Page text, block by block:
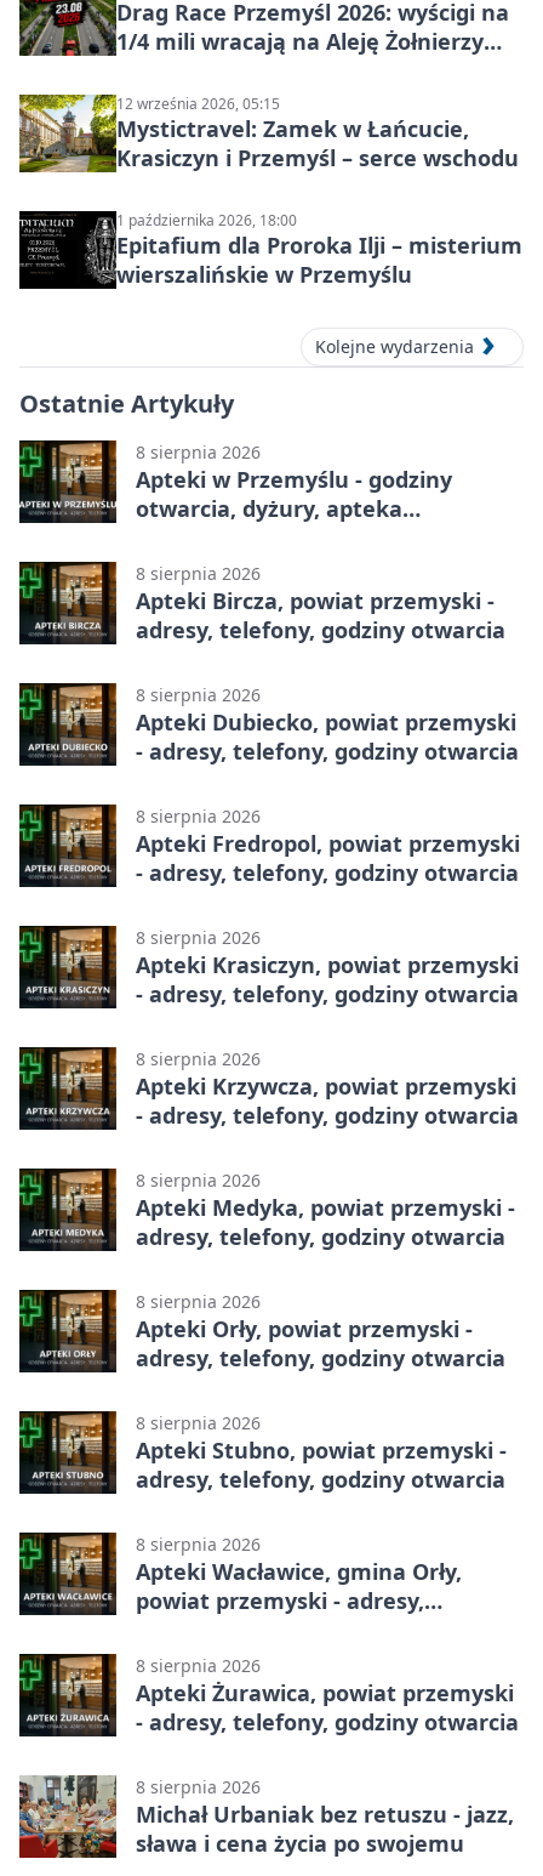
Drag Race Przemyśl 2026: wyścigi na
1/4 mili wracają na Aleję Żołnierzy
12 września 2026, 05:15
Mystictravel: Zamek w Łańcucie,
Krasiczyn i Przemyśl – serce wschodu
1 października 2026, 18:00
Epitafium dla Proroka Ilji – misterium
wierszalińskie w Przemyślu
Kolejne wydarzenia
Ostatnie Artykuły
8 sierpnia 2026
Apteki w Przemyślu - godziny
otwarcia, dyżury, apteka
8 sierpnia 2026
Apteki Bircza, powiat przemyski -
adresy, telefony, godziny otwarcia
8 sierpnia 2026
Apteki Dubiecko, powiat przemyski
- adresy, telefony, godziny otwarcia
8 sierpnia 2026
Apteki Fredropol, powiat przemyski
- adresy, telefony, godziny otwarcia
8 sierpnia 2026
Apteki Krasiczyn, powiat przemyski
- adresy, telefony, godziny otwarcia
8 sierpnia 2026
Apteki Krzywcza, powiat przemyski
- adresy, telefony, godziny otwarcia
8 sierpnia 2026
Apteki Medyka, powiat przemyski -
adresy, telefony, godziny otwarcia
8 sierpnia 2026
Apteki Orły, powiat przemyski -
adresy, telefony, godziny otwarcia
8 sierpnia 2026
Apteki Stubno, powiat przemyski -
adresy, telefony, godziny otwarcia
8 sierpnia 2026
Apteki Wacławice, gmina Orły,
powiat przemyski - adresy,
8 sierpnia 2026
Apteki Żurawica, powiat przemyski
- adresy, telefony, godziny otwarcia
8 sierpnia 2026
Michał Urbaniak bez retuszu - jazz,
sława i cena życia po swojemu